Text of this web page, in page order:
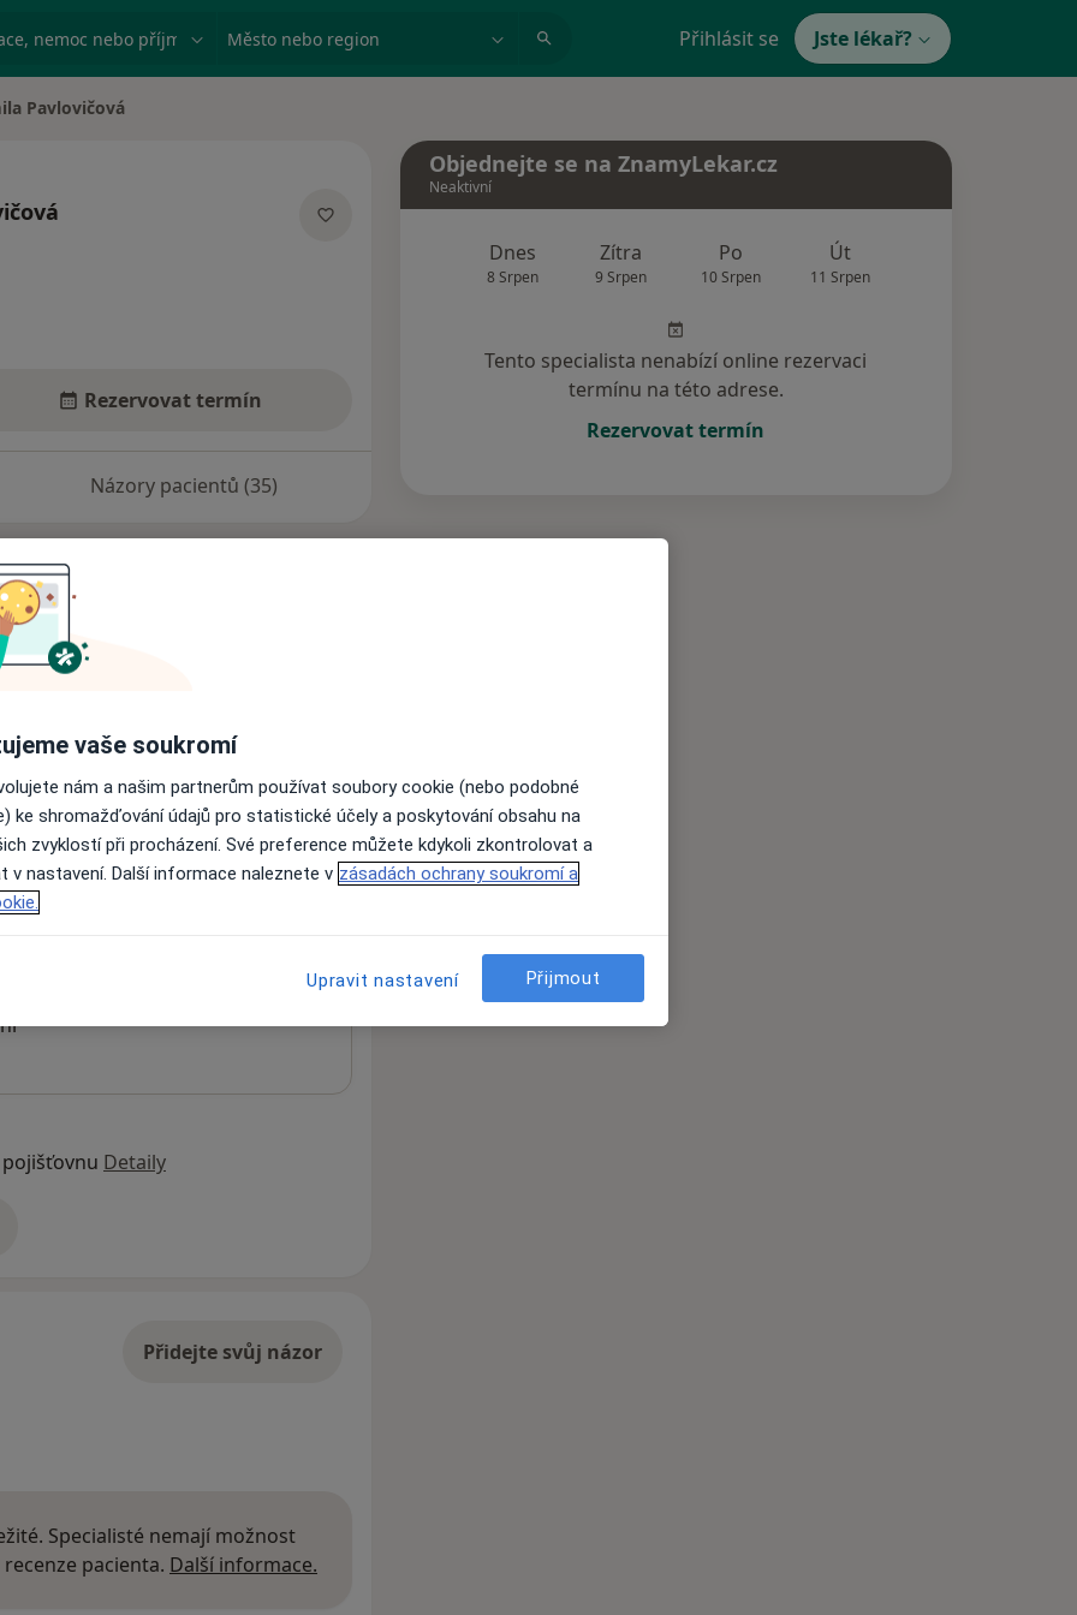
nemoc nebo příjmení Město nebo region Přihlásit se Jste lékař?
Pavlovičová
Rezervovat termín
Názory pacientů (35)
nejsou k dispozici
informace o svých službách.
Detaily
Přidejte svůj názor
Specialisté nemají možnost
pacienta. Další informace.
Objednejte se na ZnamyLekar.cz
Neaktivní
Dnes
8 Srpen
Zítra
9 Srpen
Po
10 Srpen
Út
11 Srpen
Tento specialista nenabízí online rezervaci
termínu na této adrese.
Rezervovat termín
vaše soukromí
nám a našim partnerům používat soubory cookie (nebo podobné
ke shromažďování údajů pro statistické účely a poskytování obsahu na
zvyklostí při procházení. Své preference můžete kdykoli zkontrolovat a
v nastavení. Další informace naleznete v zásadách ochrany soukromí a
Upravit nastavení Přijmout